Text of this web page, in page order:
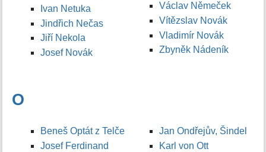
Ivan Netuka
Jindřich Nečas
Jiří Nekola
Josef Novák
Václav Němeček
Vítězslav Novák
Vladimír Novák
Zbyněk Nádeník
O
Beneš Optát z Telče
Josef Ferdinand
Jan Ondřejův, Šindel
Karl von Ott